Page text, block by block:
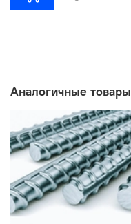
Аналогичные товары